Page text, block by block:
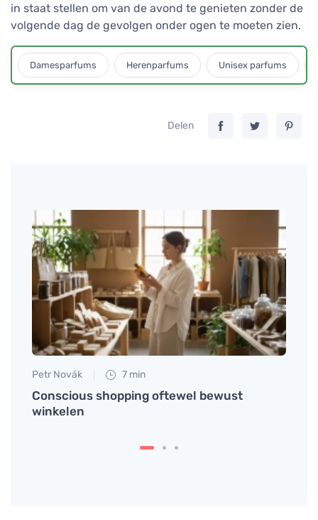
in staat stellen om van de avond te genieten zonder de
volgende dag de gevolgen onder ogen te moeten zien.
Damesparfums Herenparfums Unisex parfums
Delen
Petr Novák 7 min
Conscious shopping oftewel bewust
winkelen